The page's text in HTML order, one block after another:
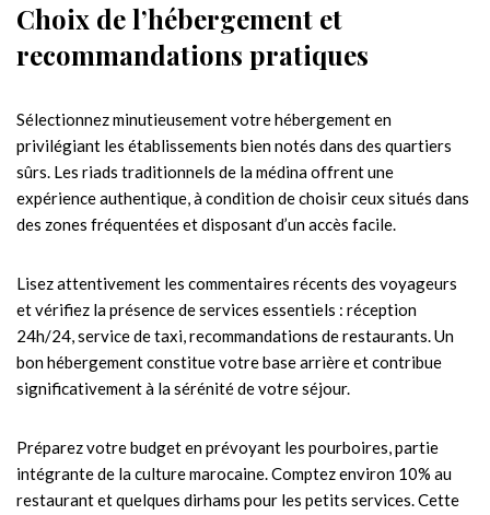
Choix de l’hébergement et
recommandations pratiques
Sélectionnez minutieusement votre hébergement en
privilégiant les établissements bien notés dans des quartiers
sûrs. Les riads traditionnels de la médina offrent une
expérience authentique, à condition de choisir ceux situés dans
des zones fréquentées et disposant d’un accès facile.
Lisez attentivement les commentaires récents des voyageurs
et vérifiez la présence de services essentiels : réception
24h/24, service de taxi, recommandations de restaurants. Un
bon hébergement constitue votre base arrière et contribue
significativement à la sérénité de votre séjour.
Préparez votre budget en prévoyant les pourboires, partie
intégrante de la culture marocaine. Comptez environ 10% au
restaurant et quelques dirhams pour les petits services. Cette